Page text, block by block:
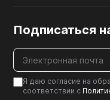
Подписаться
Я даю согласие на
соответствии с